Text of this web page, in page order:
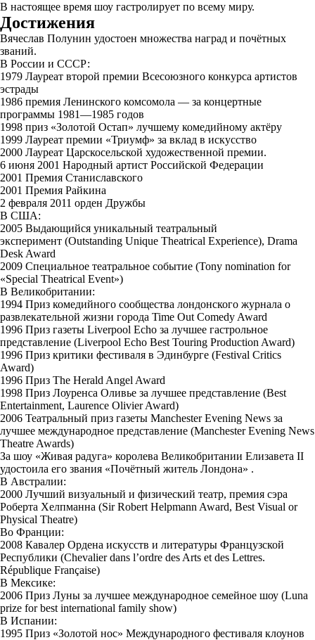
В настоящее время шоу гастролирует по всему миру.
Достижения
Вячеслав Полунин удостоен множества наград и почётных
званий.
В России и СССР:
1979 Лауреат второй премии Всесоюзного конкурса артистов
эстрады
1986 премия Ленинского комсомола — за концертные
программы 1981—1985 годов
1998 приз «Золотой Остап» лучшему комедийному актёру
1999 Лауреат премии «Триумф» за вклад в искусство
2000 Лауреат Царскосельской художественной премии.
6 июня 2001 Народный артист Российской Федерации
2001 Премия Станиславского
2001 Премия Райкина
2 февраля 2011 орден Дружбы
В США:
2005 Выдающийся уникальный театральный
эксперимент (Outstanding Unique Theatrical Experience), Drama
Desk Award
2009 Специальное театральное событие (Tony nomination for
«Special Theatrical Event»)
В Великобритании:
1994 Приз комедийного сообщества лондонского журнала о
развлекательной жизни города Time Out Comedy Award
1996 Приз газеты Liverpool Echo за лучшее гастрольное
представление (Liverpool Echo Best Touring Production Award)
1996 Приз критики фестиваля в Эдинбурге (Festival Critics
Award)
1996 Приз The Herald Angel Award
1998 Приз Лоуренса Оливье за лучшее представление (Best
Entertainment, Laurence Olivier Award)
2006 Театральный приз газеты Manchester Evening News за
лучшее международное представление (Manchester Evening News
Theatre Awards)
За шоу «Живая радуга» королева Великобритании Елизавета II
удостоила его звания «Почётный житель Лондона» .
В Австралии:
2000 Лучший визуальный и физический театр, премия сэра
Роберта Хелпманна (Sir Robert Helpmann Award, Best Visual or
Physical Theatre)
Во Франции:
2008 Кавалер Ордена искусств и литературы Французской
Республики (Chevalier dans l’ordre des Arts et des Lettres.
République Française)
В Мексике:
2006 Приз Луны за лучшее международное семейное шоу (Luna
prize for best international family show)
В Испании:
1995 Приз «Золотой нос» Международного фестиваля клоунов